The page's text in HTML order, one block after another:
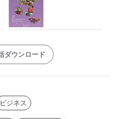
ダウンロード
ビジネス